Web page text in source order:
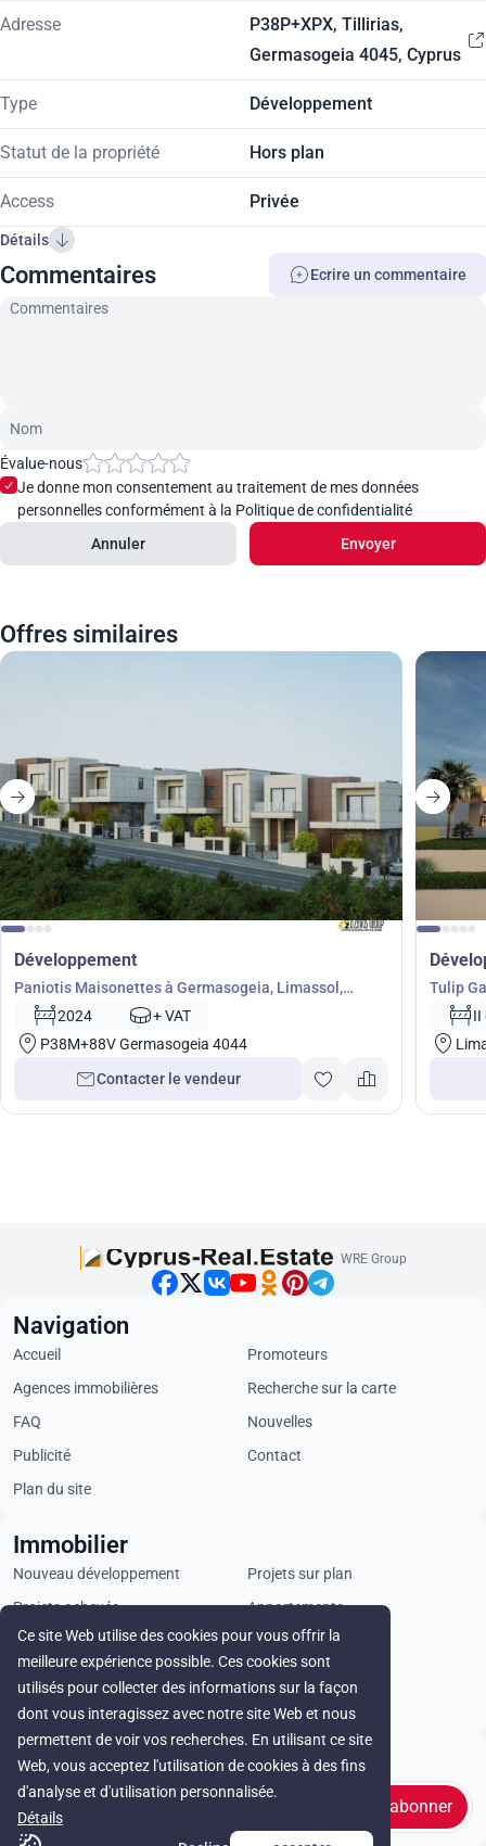
Adresse
P38P+XPX, Tillirias,
Germasogeia 4045, Cyprus
Type Développement
Statut de la propriété Hors plan
Access Privée
Détails
Commentaires Ecrire un сommentaire
Évalue-nous
Je donne mon consentement au traitement de mes données
personnelles conformément à la Politique de confidentialité
Annuler
Envoyer
Offres similaires
Développement
Paniotis Maisonettes à Germasogeia, Limassol,
Chypre No. 9249
2024
+ VAT
P38M+88V Germasogeia 4044
Contacter le vendeur
Tulip
II
Ce site Web utilise des cookies pour vous offrir la
meilleure expérience possible. Ces cookies sont
utilisés pour collecter des informations sur la façon
dont vous interagissez avec notre site Web et nous
permettent de voir vos recherches. En utilisant ce site
Web, vous acceptez l'utilisation de cookies à des fins
d'analyse et d'utilisation personnalisée.
Détails
WRE Group
Stay in touch
s'abonner
Navigation
Accueil
Promoteurs
Agences immobilières
Recherche sur la carte
FAQ
Nouvelles
Publicité
Contact
Plan du site
Immobilier
Nouveau développement
Projets sur plan
Projets achevés
Appartements
Penthouses
Villas
Propriétés commerciales
Loyer